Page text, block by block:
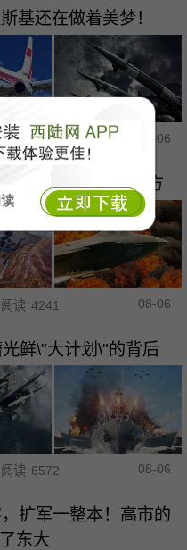
基还在做着美梦！
阅读 5892 08-06
\"，战争已没有后方
阅读 4241 08-06
鲜\"大计划\"的背后
阅读 6572 08-06
扩军一整本！高市的
东大